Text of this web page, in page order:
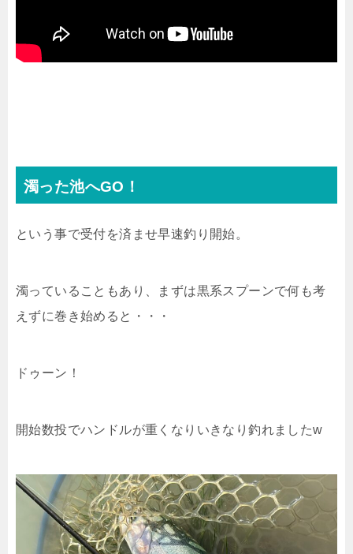
濁った池へGO！
という事で受付を済ませ早速釣り開始。
濁っていることもあり、まずは黒系スプーンで何も考
えずに巻き始めると・・・
ドゥーン！
開始数投でハンドルが重くなりいきなり釣れましたw